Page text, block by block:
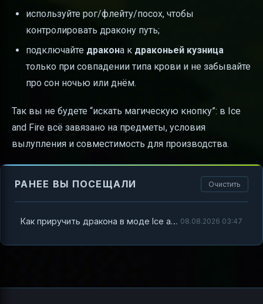
используйте рог/флейту/посох, чтобы
контролировать дракону путь;
подключайте дракона к драконьей кузница
только при совпадении типа крови и не забывайте
про сон ночью или днём.
Так вы не будете “искать магическую кнопку”: в Ice
and Fire всё завязано на предметы, условия
вылупления и совместимость для производства.
РАНЕЕ ВЫ ПОСЕЩАЛИ Очистить
Как приручить дракона в моде Ice and Fire 08.08.2026 03:47